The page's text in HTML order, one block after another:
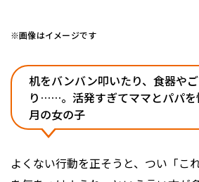
※画像はイメージです
机をバンバン叩いたり、食器や
り……。活発すぎてママとパパを
月の女の子
よくない行動を正そうと、つい「こ